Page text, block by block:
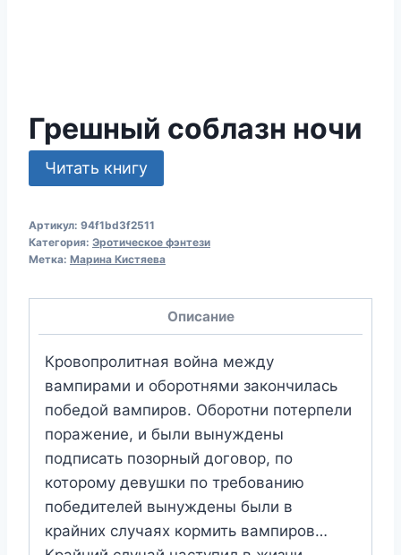
Грешный соблазн ночи
Читать книгу
Артикул: 94f1bd3f2511
Категория: Эротическое фэнтези
Метка: Марина Кистяева
Описание
Кровопролитная война между
вампирами и оборотнями закончилась
победой вампиров. Оборотни потерпели
поражение, и были вынуждены
подписать позорный договор, по
которому девушки по требованию
победителей вынуждены были в
крайних случаях кормить вампиров…